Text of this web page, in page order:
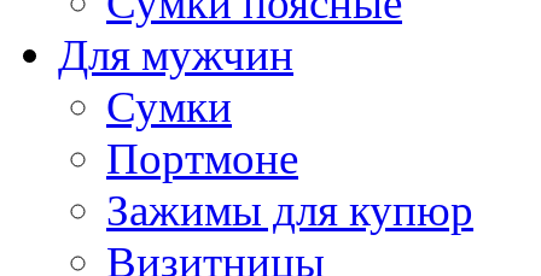
Для мужчин
Сумки
Портмоне
Зажимы для купюр
Визитницы